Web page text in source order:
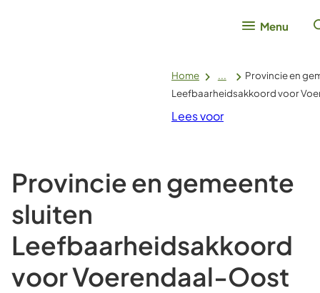
Menu
Home ...
Provincie en
Leefbaarheidsakkoord voor
Lees voor
Provincie en gemeente
sluiten
Leefbaarheidsakkoord
voor Voerendaal-Oost